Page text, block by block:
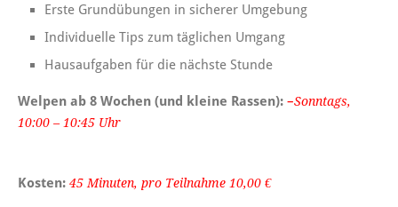
Erste Grundübungen in sicherer Umgebung
Individuelle Tips zum täglichen Umgang
Hausaufgaben für die nächste Stunde
Welpen ab 8 Wochen (und kleine Rassen): –Sonntags,
10:00 – 10:45 Uhr
Kosten: 45 Minuten, pro Teilnahme 10,00 €